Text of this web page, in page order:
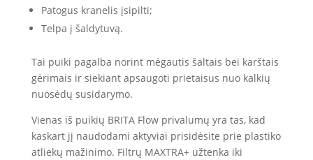
Patogus kranelis įsipilti;
Telpa į šaldytuvą.
Tai puiki pagalba norint mėgautis šaltais bei karštais
gėrimais ir siekiant apsaugoti prietaisus nuo kalkių
nuosėdų susidarymo.
Vienas iš puikių BRITA Flow privalumų yra tas, kad
kaskart jį naudodami aktyviai prisidėsite prie plastiko
atliekų mažinimo. Filtrų MAXTRA+ užtenka iki